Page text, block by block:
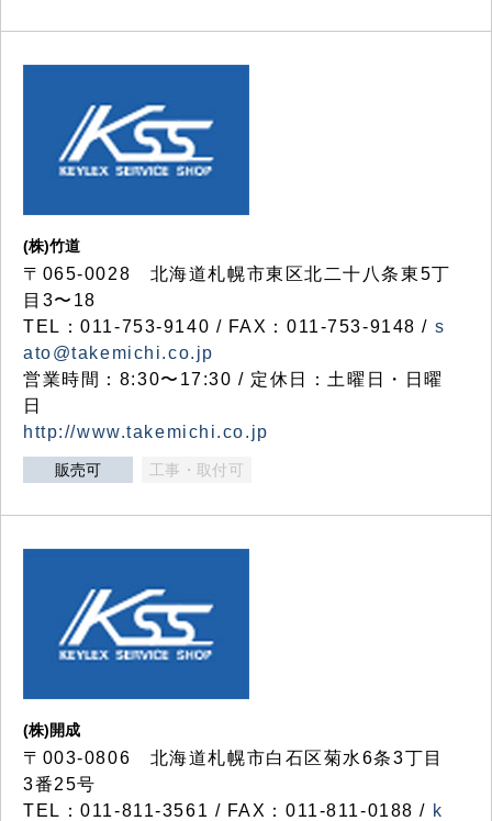
(株)竹道
〒065-0028 北海道札幌市東区北二十八条東5丁
目3〜18
TEL：011-753-9140 / FAX：011-753-9148 / s
ato@takemichi.co.jp
営業時間：8:30〜17:30 / 定休日：土曜日・日曜
日
http://www.takemichi.co.jp
販売可 工事・取付可
(株)開成
〒003-0806 北海道札幌市白石区菊水6条3丁目
3番25号
TEL：011-811-3561 / FAX：011-811-0188 / k